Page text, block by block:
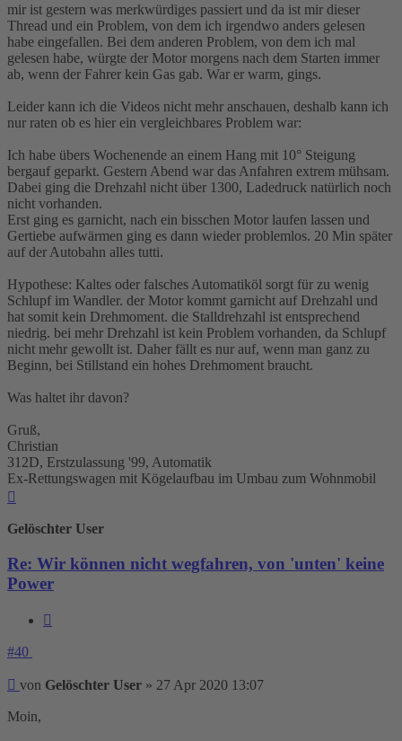
mir ist gestern was merkwürdiges passiert und da ist mir dieser
Thread und ein Problem, von dem ich irgendwo anders gelesen
habe eingefallen. Bei dem anderen Problem, von dem ich mal
gelesen habe, würgte der Motor morgens nach dem Starten immer
ab, wenn der Fahrer kein Gas gab. War er warm, gings.
Leider kann ich die Videos nicht mehr anschauen, deshalb kann ich
nur raten ob es hier ein vergleichbares Problem war:
Ich habe übers Wochenende an einem Hang mit 10° Steigung
bergauf geparkt. Gestern Abend war das Anfahren extrem mühsam.
Dabei ging die Drehzahl nicht über 1300, Ladedruck natürlich noch
nicht vorhanden.
Erst ging es garnicht, nach ein bisschen Motor laufen lassen und
Gertiebe aufwärmen ging es dann wieder problemlos. 20 Min später
auf der Autobahn alles tutti.
Hypothese: Kaltes oder falsches Automatiköl sorgt für zu wenig
Schlupf im Wandler. der Motor kommt garnicht auf Drehzahl und
hat somit kein Drehmoment. die Stalldrehzahl ist entsprechend
niedrig. bei mehr Drehzahl ist kein Problem vorhanden, da Schlupf
nicht mehr gewollt ist. Daher fällt es nur auf, wenn man ganz zu
Beginn, bei Stillstand ein hohes Drehmoment braucht.
Was haltet ihr davon?
Gruß,
Christian
312D, Erstzulassung '99, Automatik
Ex-Rettungswagen mit Kögelaufbau im Umbau zum Wohnmobil
Gelöschter User
Re: Wir können nicht wegfahren, von 'unten' keine
Power
#40
Beitrag
von Gelöschter User » 27 Apr 2020 13:07
Moin,